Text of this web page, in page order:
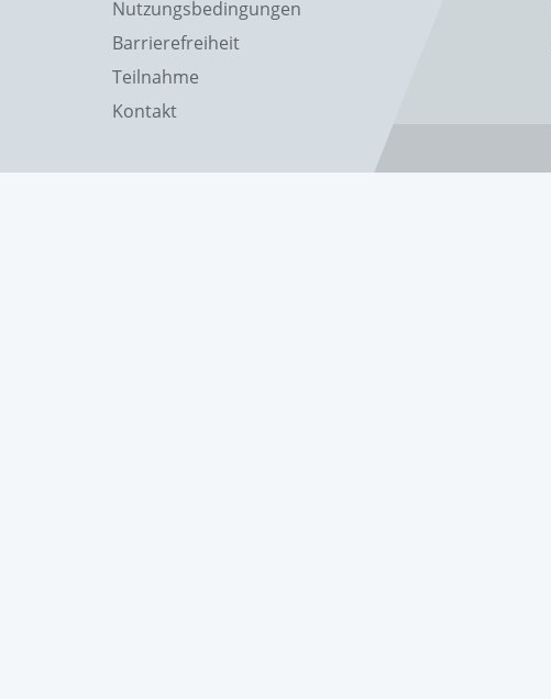
Nutzungsbedingungen
Barrierefreiheit
Teilnahme
Kontakt